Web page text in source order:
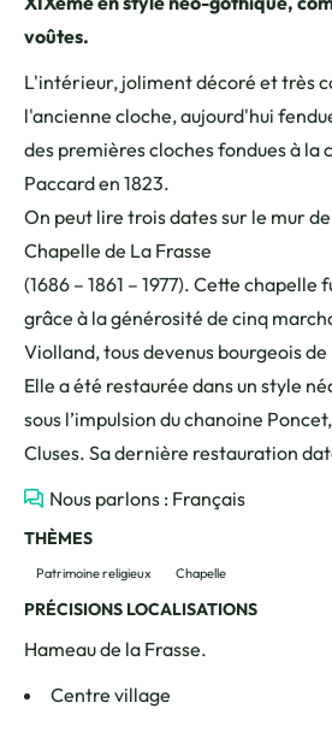
voûtes.
L'intérieur, joliment décoré et très
l'ancienne cloche, aujourd'hui
des premières cloches fondues à la
Paccard en 1823.
On peut lire trois dates sur le mur
Chapelle de La Frasse
(1686 – 1861 – 1977). Cette chapelle
grâce à la générosité de cinq
Violland, tous devenus bourgeois
Elle a été restaurée dans un style
sous l’impulsion du chanoine
Cluses. Sa dernière restauration
Nous parlons : Français
THÈMES
Patrimoine religieux Chapelle
PRÉCISIONS LOCALISATIONS
Hameau de la Frasse.
Centre village